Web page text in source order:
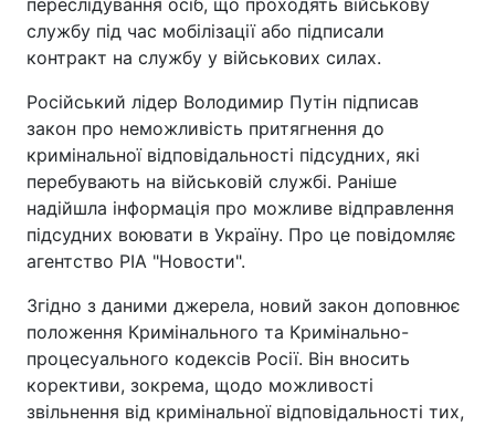
переслідування осіб, що проходять військову
службу під час мобілізації або підписали
контракт на службу у військових силах.
Російський лідер Володимир Путін підписав
закон про неможливість притягнення до
кримінальної відповідальності підсудних, які
перебувають на військовій службі. Раніше
надійшла інформація про можливе відправлення
підсудних воювати в Україну. Про це повідомляє
агентство РІА "Новости".
Згідно з даними джерела, новий закон доповнює
положення Кримінального та Кримінально-
процесуального кодексів Росії. Він вносить
корективи, зокрема, щодо можливості
звільнення від кримінальної відповідальності тих,